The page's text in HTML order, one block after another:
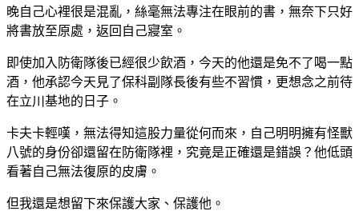
晚自己心裡很是混亂，絲毫無法專注在眼前的書，無奈下只好
將書放至原處，返回自己寢室。
即使加入防衛隊後已經很少飲酒，今天的他還是免不了喝一點
酒，他承認今天見了保科副隊長後有些不習慣，更想念之前待
在立川基地的日子。
卡夫卡輕嘆，無法得知這股力量從何而來，自己明明擁有怪獸
八號的身份卻還留在防衛隊裡，究竟是正確還是錯誤？他低頭
看著自己無法復原的皮膚。
但我還是想留下來保護大家、保護他。